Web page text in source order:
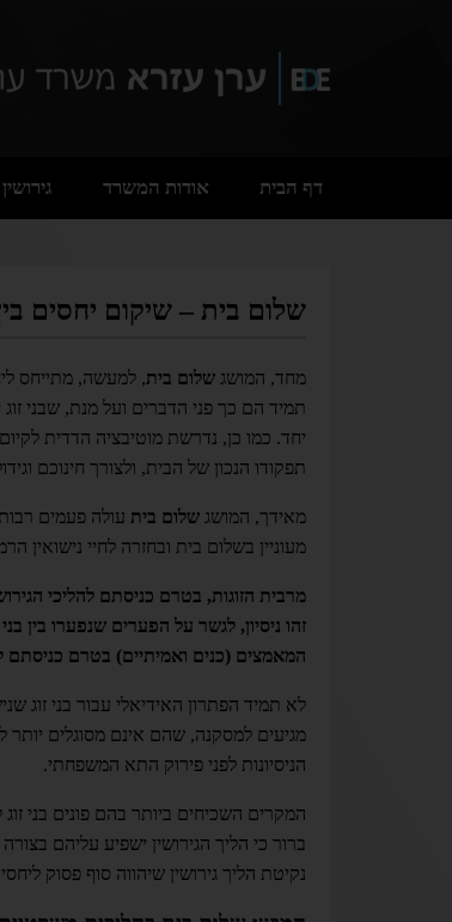
דף הבית אודות המשרד גירושין
שלום בית – שיקום יחסים בין
מחד, המושג שלום בית, למעשה, מתייחס
תמיד הם כך פני הדברים ועל מנת, שבני
יחד. כמו כן, נדרשת מוטיבציה הדדית
תפקודו הנכון של הבית, ולצורך חינוכם
מאידך, המושג שלום בית עולה פעמים רבות
מעוניין בשלום בית ובחזרה לחיי נישואין
מרבית הזוגות, בטרם כניסתם להליכי
זהו ניסיון, לגשר על הפערים שנפערו בין
המאמצים (כנים ואמיתיים) בטרם
לא תמיד הפתרון האידיאלי עבור בני זוג
מגיעים למסקנה, שהם אינם מסוגלים יותר
הניסיונות לפני פירוק התא המשפחתי.
המקרים השכיחים ביותר בהם פונים בני
ברור כי הליך הגירושין ישפיע עליהם
נקיטת הליך גירושין שיהווה סוף פסוק